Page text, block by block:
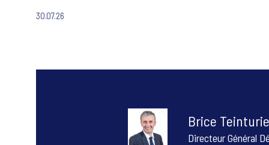
ci : la criminalité et la violence, le changement climatique,
30.07.26
Brice
Directeur Général